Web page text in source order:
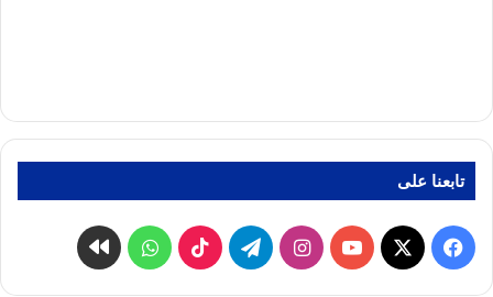
تابعنا على
فيسبوك
‫X
‫YouTubeانستقرامتيلقرام ‫TikTokواتسابكواى